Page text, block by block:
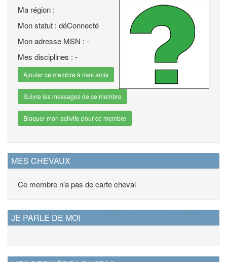
Ma région :
Mon statut : déConnecté
Mon adresse MSN : -
Mes disciplines : -
Ajouter ce membre à mes amis
Suivre les messages de ce membre
Bloquer mon activite pour ce membre
MES CHEVAUX
Ce membre n'a pas de carte cheval
JE PARLE DE MOI